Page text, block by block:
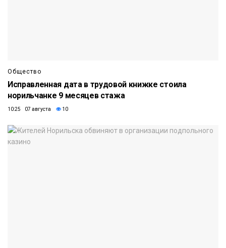
Общество
Исправленная дата в трудовой книжке стоила
норильчанке 9 месяцев стажа
10:25 07 августа 10